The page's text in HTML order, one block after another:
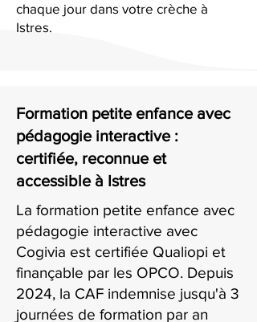
chaque jour dans votre crèche à
Istres.
Formation petite enfance avec
pédagogie interactive :
certifiée, reconnue et
accessible à Istres
La formation petite enfance avec
pédagogie interactive avec
Cogivia est certifiée Qualiopi et
finançable par les OPCO. Depuis
2024, la CAF indemnise jusqu'à 3
journées de formation par an